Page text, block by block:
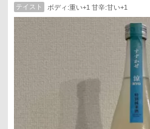
口に含むと、、
おぉ〜、トロッとした口あたり
にごりの生原酒らしさ溢れるミ
濃いです。
テイスト
ボディ:重い+1 甘辛:甘い+1